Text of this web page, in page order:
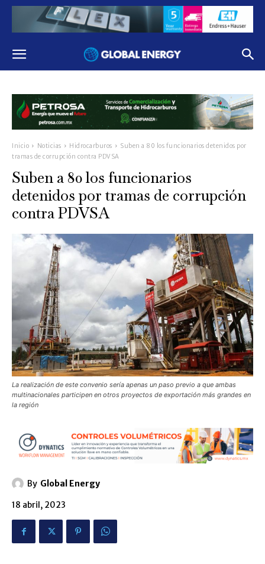
Inicio Noticias Hidrocarburos
Suben a 80 los funcionarios detenidos por
tramas de corrupción contra PDVSA
Suben a 80 los funcionarios
detenidos por tramas de corrupción
contra PDVSA
La realización de este convenio sería apenas un paso previo a que ambas
multinacionales participen en otros proyectos de exportación más grandes en
la región
By Global Energy
18 abril, 2023